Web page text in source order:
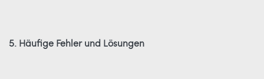
5. Häufige Fehler und Lösungen